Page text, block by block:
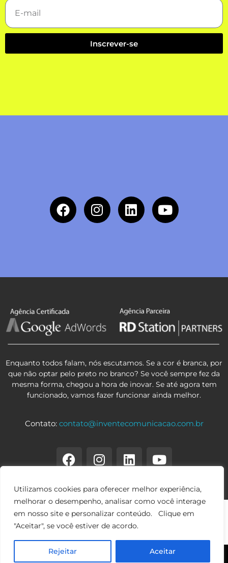
Utilizamos cookies para oferecer melhor experiência,
melhorar o desempenho, analisar como você interage
em nosso site e personalizar conteúdo. Clique em
"Aceitar", se você estiver de acordo.
Rejeitar Aceitar
Inscrever-se
Enquanto todos falam, nós escutamos. Se a cor é branca, por
que não optar pelo preto no branco? Se você sempre fez da
mesma forma, chegou a hora de inovar. Se até agora tem
funcionado, vamos fazer funcionar ainda melhor.
Contato: contato@inventecomunicacao.com.br